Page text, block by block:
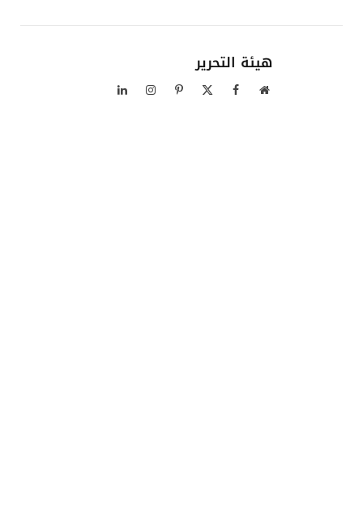
هيئة التحرير
موقع فيسبوك بينتيريستالانستغراملينكدإن